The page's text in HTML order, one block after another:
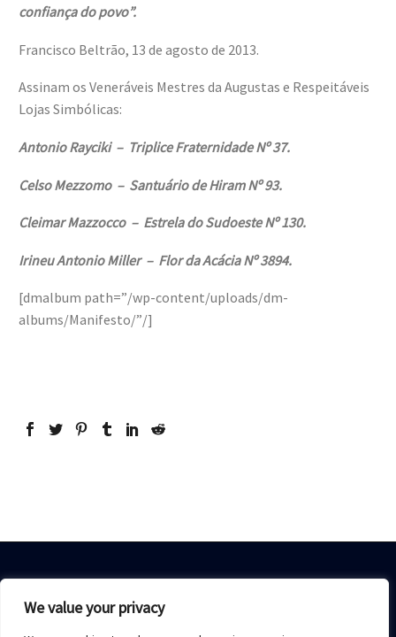
We value your privacy
confiança do povo”.
Francisco Beltrão, 13 de agosto de 2013.
Assinam os Veneráveis Mestres da Augustas e Respeitáveis
Lojas Simbólicas:
Antonio Rayciki – Triplice Fraternidade Nº 37.
Celso Mezzomo – Santuário de Hiram Nº 93.
Cleimar Mazzocco – Estrela do Sudoeste Nº 130.
Irineu Antonio Miller – Flor da Acácia Nº 3894.
[dmalbum path=”/wp-content/uploads/dm-
albums/Manifesto/”/]